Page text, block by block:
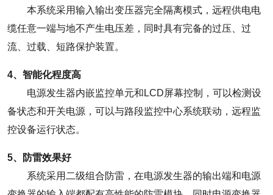
本系统采用输入输出变压器完全隔离模式，远程供电电
缆任意一端与地不产生电压差，同时具有完备的过压、过
流、过载、短路保护装置。
4、智能化程度高
电源发生器内嵌监控单元和LCD屏幕控制，可以检测设
备状态和开关电源，可以与路段监控中心系统联动，远程监
控设备运行状态。
5、防雷效果好
系统采用二级组合防雷，在电源发生器的输出端和电源